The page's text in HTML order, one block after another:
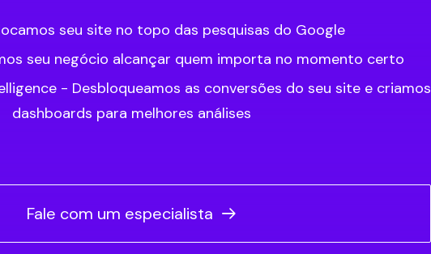
seu site no topo das pesquisas do Google
seu negócio alcançar quem importa no momento certo
- Desbloqueamos as conversões do seu site e criamos
dashboards para melhores análises
Fale com um especialista